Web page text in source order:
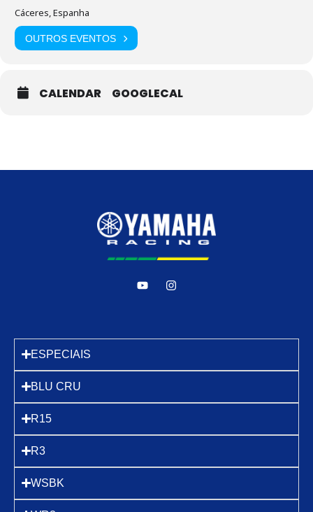
Cáceres, Espanha
OUTROS EVENTOS
CALENDAR GOOGLECAL
ESPECIAIS
BLU CRU
R15
R3
WSBK